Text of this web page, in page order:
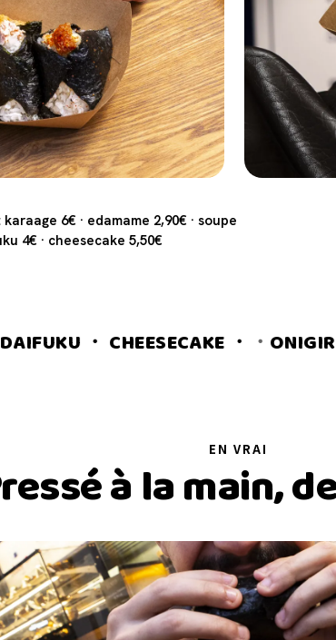
6€ · edamame 2,90€ · soupe
4€ · cheesecake 5,50€
CHEESECAKE ・ ONIGIRI ・
EN VRAI
à la main,